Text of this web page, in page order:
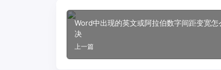
Word中出现的英文或阿拉伯数字间距变宽怎
决
上一篇